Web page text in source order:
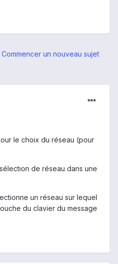
Commencer un nouveau sujet
le choix du réseau (pour
de réseau dans une
un réseau sur lequel
du clavier du message